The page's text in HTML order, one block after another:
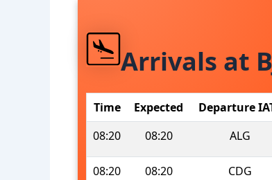
Arrivals at
Time Expected Departure
08:20
08:20 ALG
08:20 08:20 CDG